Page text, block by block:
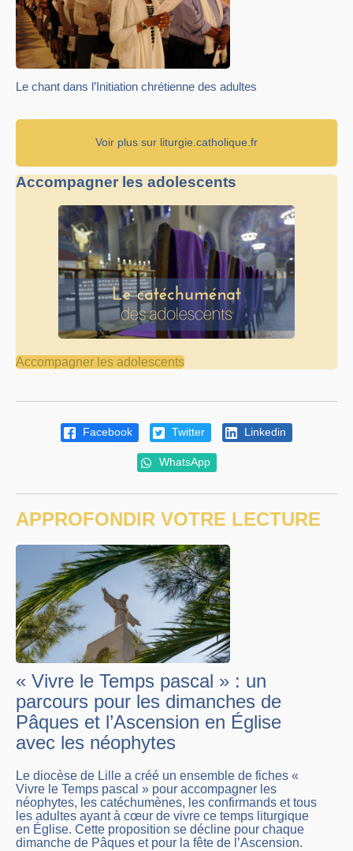
Le chant dans l’Initiation chrétienne des adultes
Voir plus sur liturgie.catholique.fr
Accompagner les adolescents
Accompagner les adolescents
Facebook Twitter Linkedin
WhatsApp
APPROFONDIR VOTRE LECTURE
« Vivre le Temps pascal » : un
parcours pour les dimanches de
Pâques et l’Ascension en Église
avec les néophytes
Le diocèse de Lille a créé un ensemble de fiches «
Vivre le Temps pascal » pour accompagner les
néophytes, les catéchumènes, les confirmands et tous
les adultes ayant à cœur de vivre ce temps liturgique
en Église. Cette proposition se décline pour chaque
dimanche de Pâques et pour la fête de l’Ascension.